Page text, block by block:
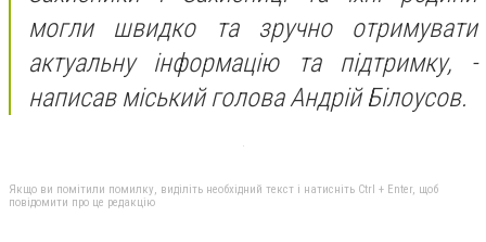
могли швидко та зручно отримувати
актуальну інформацію та підтримку, -
написав міський голова Андрій Білоусов.
Якщо ви помітили помилку, виділіть необхідний текст і натисніть Ctrl + Enter, щоб
повідомити про це редакцію